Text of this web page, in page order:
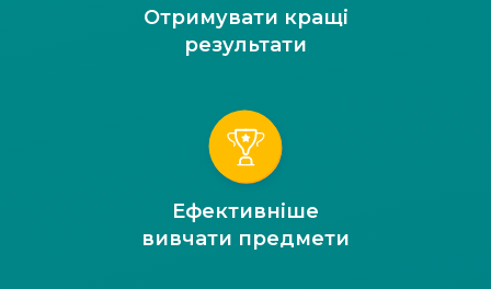
Отримувати кращі
результати
Ефективніше
вивчати предмети